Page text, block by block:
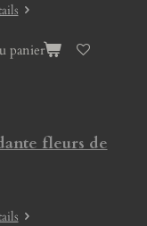
panier
fleurs de